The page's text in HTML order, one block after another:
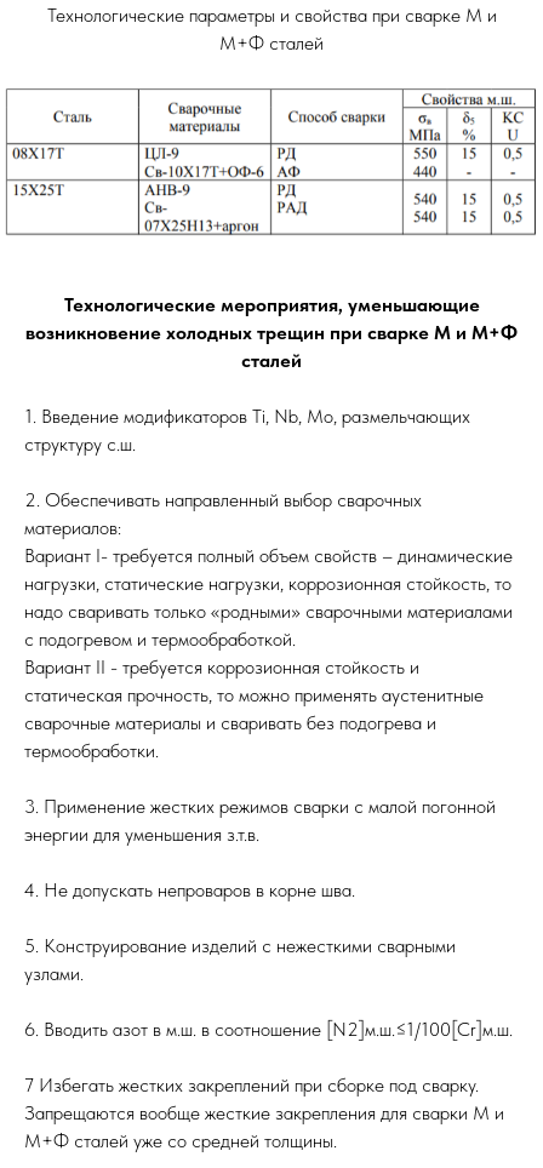
Технологические параметры и свойства при сварке М и
М+Ф сталей
Технологические мероприятия, уменьшающие
возникновение холодных трещин при сварке М и М+Ф
сталей
1. Введение модификаторов Ti, Nb, Mo, размельчающих
структуру с.ш.
2. Обеспечивать направленный выбор сварочных
материалов:
Вариант I- требуется полный объем свойств – динамические
нагрузки, статические нагрузки, коррозионная стойкость, то
надо сваривать только «родными» сварочными материалами
с подогревом и термообработкой.
Вариант II - требуется коррозионная стойкость и
статическая прочность, то можно применять аустенитные
сварочные материалы и сваривать без подогрева и
термообработки.
3. Применение жестких режимов сварки с малой погонной
энергии для уменьшения з.т.в.
4. Не допускать непроваров в корне шва.
5. Конструирование изделий с нежесткими сварными
узлами.
6. Вводить азот в м.ш. в соотношение [N2]м.ш.≤1/100[Cr]м.ш.
7 Избегать жестких закреплений при сборке под сварку.
Запрещаются вообще жесткие закрепления для сварки М и
М+Ф сталей уже со средней толщины.